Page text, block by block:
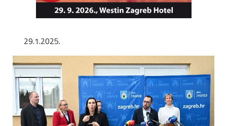
29.1.2025.